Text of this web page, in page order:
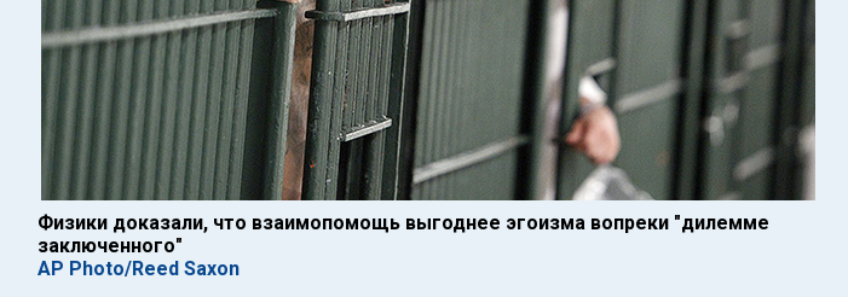
Физики доказали, что взаимопомощь выгоднее эгоизма вопреки "дилемме
заключенного"
AP Photo/Reed Saxon